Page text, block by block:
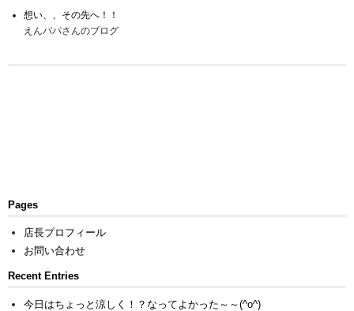
想い、、その先へ！！
えんパパさんのブログ
Pages
店長プロフィール
お問い合わせ
Recent Entries
今日はちょっと涼しく！？なってよかった～～(^o^)